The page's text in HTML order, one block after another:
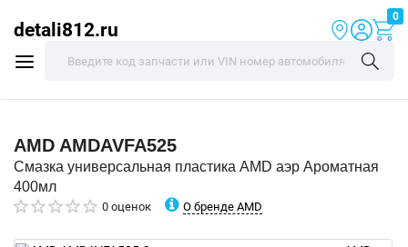
detali812.ru
0
AMD AMDAVFA525
Смазка универсальная пластика AMD аэр Ароматная
400мл
0 оценок О бренде AMD